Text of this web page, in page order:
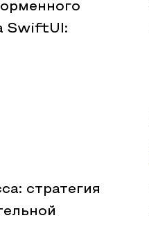
SwiftUI:
стратегия